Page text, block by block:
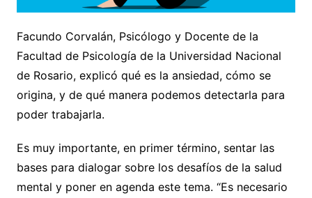
Facundo Corvalán, Psicólogo y Docente de la
Facultad de Psicología de la Universidad Nacional
de Rosario, explicó qué es la ansiedad, cómo se
origina, y de qué manera podemos detectarla para
poder trabajarla.
Es muy importante, en primer término, sentar las
bases para dialogar sobre los desafíos de la salud
mental y poner en agenda este tema. “Es necesario